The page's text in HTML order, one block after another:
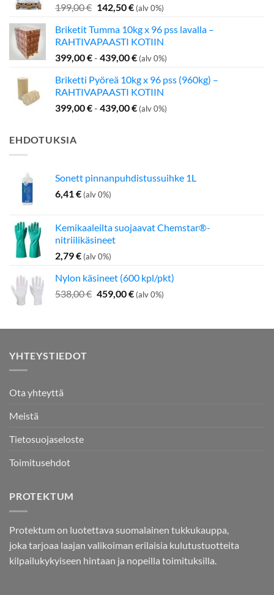
199,00€ Alkuperäinen
oli:
199,00 €.
142,50€Nykyinen
on:
142,50 €.
(alv 0%)
Briketit Tumma 10kg x 96 pss lavalla –
RAHTIVAPAASTI KOTIIN
399,00€- 439,00€ (alv 0%)
Briketti Pyöreä 10kg x 96 pss (960kg) –
RAHTIVAPAASTI KOTIIN
399,00€- 439,00€ (alv 0%)
EHDOTUKSIA
Sonett pinnanpuhdistussuihke 1L
6,41€ (alv 0%)
Kemikaaleilta suojaavat Chemstar®-
nitriilikäsineet
2,79€ (alv 0%)
Nylon käsineet (600 kpl/pkt)
538,00€ Alkuperäinen
538,00 €.
459,00€Nykyinen
459,00 €.
(alv 0%)
YHTEYSTIEDOT
Ota yhteyttä
Meistä
Tietosuojaseloste
Toimitusehdot
PROTEKTUM
Protektum on luotettava suomalainen tukkukauppa,
joka tarjoaa laajan valikoiman erilaisia kulutustuotteita
kilpailukykyiseen hintaan ja nopeilla toimituksilla.